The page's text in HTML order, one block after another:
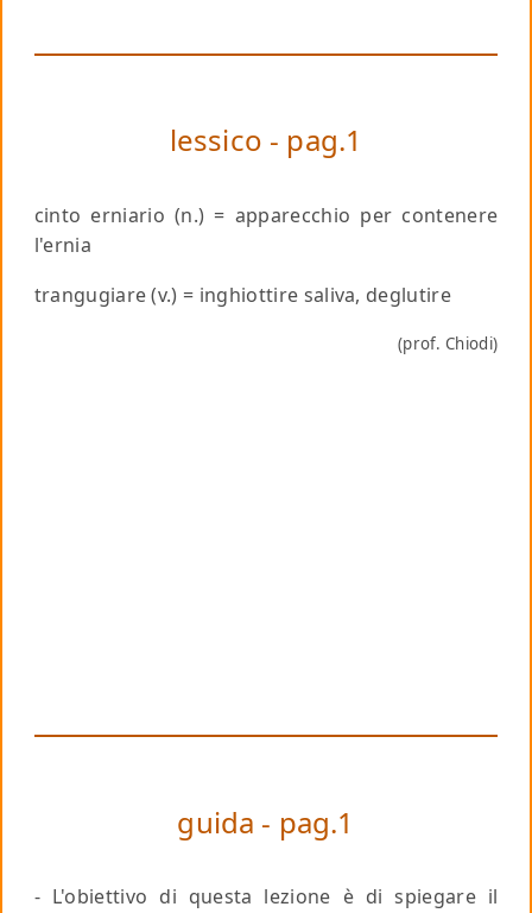
lessico - pag.1
cinto erniario (n.) = apparecchio per contenere
l'ernia
trangugiare(v.) = inghiottire saliva, deglutire
(prof. Chiodi)
guida - pag.1
- L'obiettivo di questa lezione è di spiegare il